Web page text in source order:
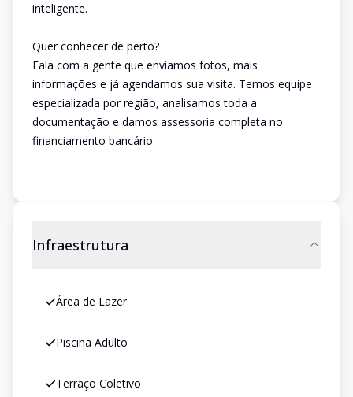
inteligente.
Quer conhecer de perto?
Fala com a gente que enviamos fotos, mais
informações e já agendamos sua visita. Temos equipe
especializada por região, analisamos toda a
documentação e damos assessoria completa no
financiamento bancário.
Infraestrutura
Área de Lazer
Piscina Adulto
Terraço Coletivo